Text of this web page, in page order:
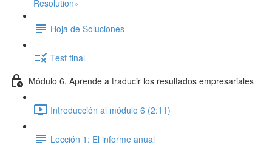
Resolution»
Hoja de Soluciones
Test final
Módulo 6. Aprende a traducir los resultados empresariales
Introducción al módulo 6 (2:11)
Lección 1: El informe anual